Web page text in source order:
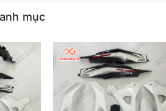
mục